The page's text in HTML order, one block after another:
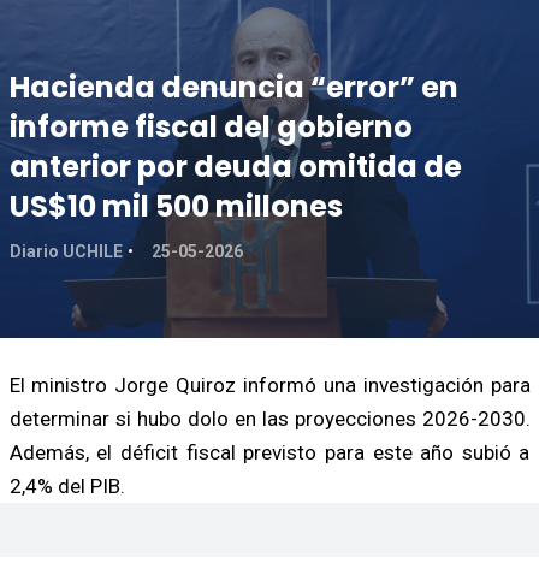
Hacienda denuncia “error” en
informe fiscal del gobierno
anterior por deuda omitida de
US$10 mil 500 millones
Diario UCHILE 25-05-2026
El ministro Jorge Quiroz informó una investigación para
determinar si hubo dolo en las proyecciones 2026-2030.
Además, el déficit fiscal previsto para este año subió a
2,4% del PIB.